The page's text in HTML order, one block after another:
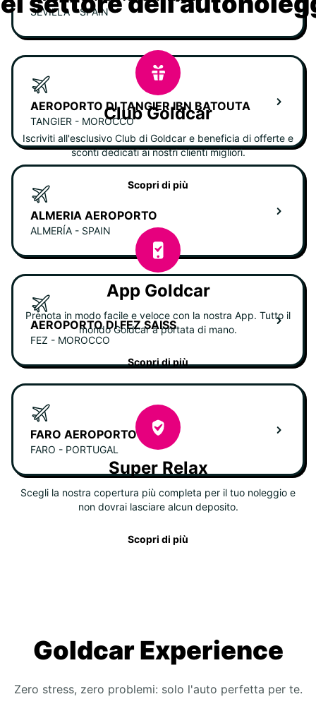
SEVILLA - SPAIN
AEROPORTO DI TANGIER IBN BATOUTA
TANGIER - MOROCCO
ALMERIA AEROPORTO
ALMERÍA - SPAIN
AEROPORTO DI FEZ SAISS
FEZ - MOROCCO
FARO AEROPORTO
FARO - PORTUGAL
Club Goldcar
Iscriviti all'esclusivo Club di Goldcar e beneficia di offerte e
sconti dedicati ai nostri clienti migliori.
Scopri di più
App Goldcar
Prenota in modo facile e veloce con la nostra App. Tutto il
mondo Goldcar a portata di mano.
Scopri di più
Super Relax
Scegli la nostra copertura più completa per il tuo noleggio e
non dovrai lasciare alcun deposito.
Scopri di più
Goldcar Experience
Zero stress, zero problemi: solo l'auto perfetta per te.